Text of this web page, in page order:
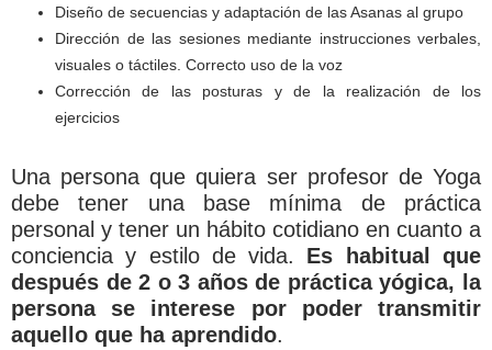
Diseño de secuencias y adaptación de las Asanas al grupo
Dirección de las sesiones mediante instrucciones verbales,
visuales o táctiles. Correcto uso de la voz
Corrección de las posturas y de la realización de los
ejercicios
Una persona que quiera ser profesor de Yoga
debe tener una base mínima de práctica
personal y tener un hábito cotidiano en cuanto a
conciencia y estilo de vida. Es habitual que
después de 2 o 3 años de práctica yógica, la
persona se interese por poder transmitir
aquello que ha aprendido.